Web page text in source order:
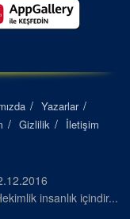
Yazarlar
Gizlilik İletişim
insanlık içindir...